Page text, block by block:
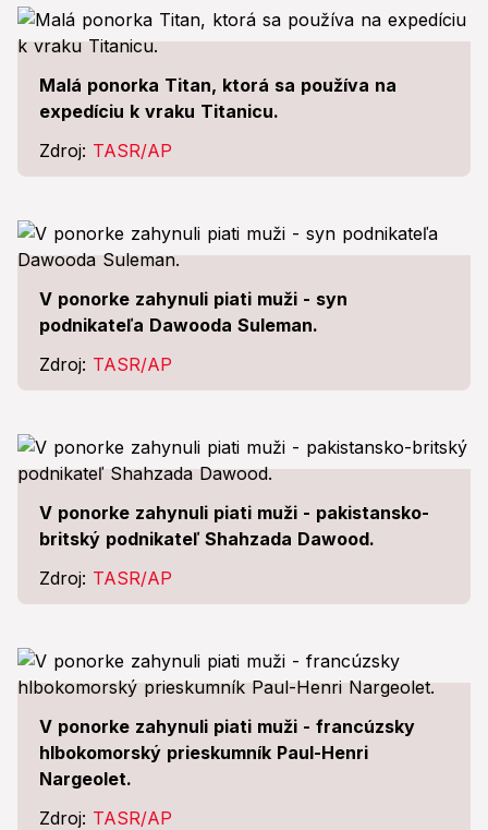
Malá ponorka Titan, ktorá sa používa na
expedíciu k vraku Titanicu.
Zdroj: TASR/AP
V ponorke zahynuli piati muži - syn
podnikateľa Dawooda Suleman.
Zdroj: TASR/AP
V ponorke zahynuli piati muži - pakistansko-
britský podnikateľ Shahzada Dawood.
Zdroj: TASR/AP
V ponorke zahynuli piati muži - francúzsky
hlbokomorský prieskumník Paul-Henri
Nargeolet.
Zdroj: TASR/AP